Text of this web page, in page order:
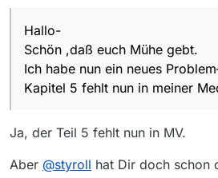
<Beitrag durch Moderator
Ulfmarkus1
Hallo-
Schön ,daß euch Mühe gebt.
Ich habe nun ein neues
Kapitel 5 fehlt nun in meiner
Ja, der Teil 5 fehlt nun in MV.
Aber @styroll hat Dir doch schon